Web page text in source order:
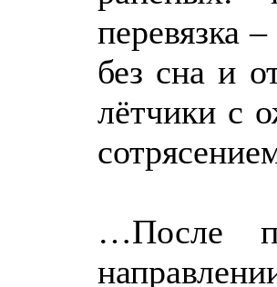
перевязка
без сна и
лётчики с
…После